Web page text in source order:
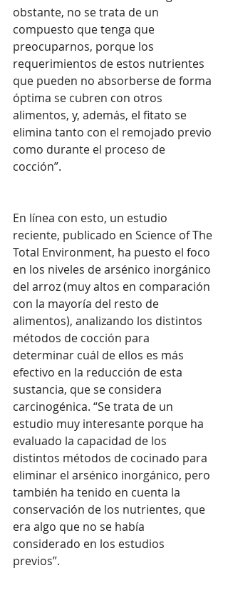
obstante, no se trata de un
compuesto que tenga que
preocuparnos, porque los
requerimientos de estos nutrientes
que pueden no absorberse de forma
óptima se cubren con otros
alimentos, y, además, el fitato se
elimina tanto con el remojado previo
como durante el proceso de
cocción”.
En línea con esto, un estudio
reciente, publicado en Science of The
Total Environment, ha puesto el foco
en los niveles de arsénico inorgánico
del arroz (muy altos en comparación
con la mayoría del resto de
alimentos), analizando los distintos
métodos de cocción para
determinar cuál de ellos es más
efectivo en la reducción de esta
sustancia, que se considera
carcinogénica. “Se trata de un
estudio muy interesante porque ha
evaluado la capacidad de los
distintos métodos de cocinado para
eliminar el arsénico inorgánico, pero
también ha tenido en cuenta la
conservación de los nutrientes, que
era algo que no se había
considerado en los estudios
previos”.